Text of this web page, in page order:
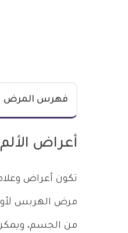
فهرس المرض
أعراض
تكون أعراض
مرض الهربس
من الجسم،